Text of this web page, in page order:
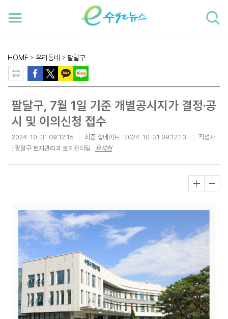
HOME > 우리동네 > 팔달구
팔달구, 7월 1일 기준 개별공시지가 결정·공
시 및 이의신청 접수
2024-10-31 09:12:15 최종 업데이트 : 2024-10-31 09:12:13
작성자
: 팔달구 토지관리과 토지관리팀 유석현